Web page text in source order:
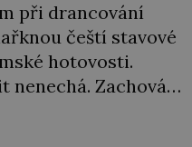
při drancování
čeští stavové
hotovosti.
nenechá. Zachová